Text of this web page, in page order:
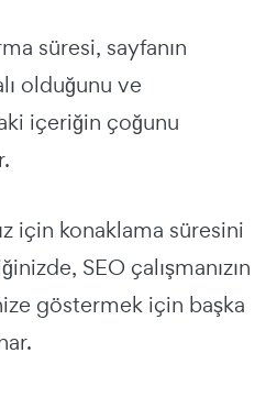
süresi, sayfanın
olduğunu ve
içeriğin çoğunu
için konaklama süresini
SEO çalışmanızın
göstermek için başka